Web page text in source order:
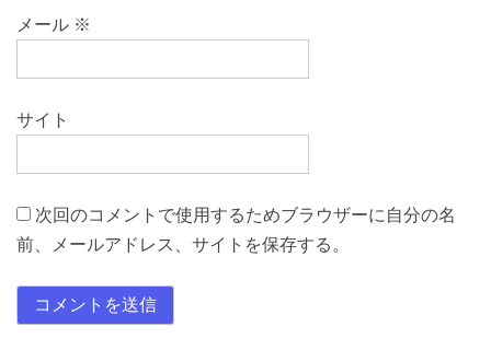
メール ※
サイト
次回のコメントで使用するためブラウザーに自分の名
前、メールアドレス、サイトを保存する。